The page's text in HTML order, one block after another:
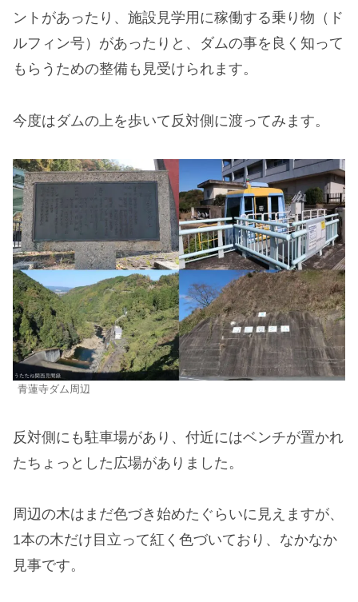
ントがあったり、施設見学用に稼働する乗り物（ド
ルフィン号）があったりと、ダムの事を良く知って
もらうための整備も見受けられます。
今度はダムの上を歩いて反対側に渡ってみます。
青蓮寺ダム周辺
反対側にも駐車場があり、付近にはベンチが置かれ
たちょっとした広場がありました。
周辺の木はまだ色づき始めたぐらいに見えますが、
1本の木だけ目立って紅く色づいており、なかなか
見事です。